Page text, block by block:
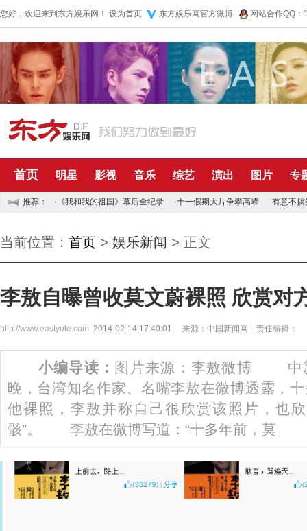
您好，欢迎来到东方娱乐网！ 设为首页 东方娱乐网官方微博 网站合作QQ
首页 明星 影视 音乐 综艺 演出 图片 专
推荐： · 《我和我的祖国》幕后全纪录 ·十一假期大片争攀高峰 ·有意不搞
当前位置： 首页 > 娱乐新闻 > 正文
李敖自曝曾收莫文蔚裸照 欣赏对
http://www.eastyule.com 2014-02-14 17:40:01 来源：中国新闻网 责任编辑：
小编导读： 图片来源：李敖微博 中
晚，台湾知名作家、名嘴李敖在微博透露，
他裸照，李敖并称自己很欣赏该照片，也
骸”。 李敖在微博写道：“十多年前，莫